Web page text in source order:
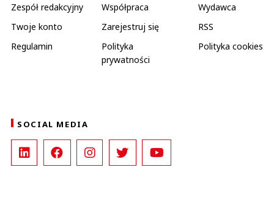
Zespół redakcyjny Współpraca
Wydawca
Twoje konto
Zarejestruj się
RSS
Regulamin
Polityka
prywatności
Polityka cookies
SOCIAL MEDIA